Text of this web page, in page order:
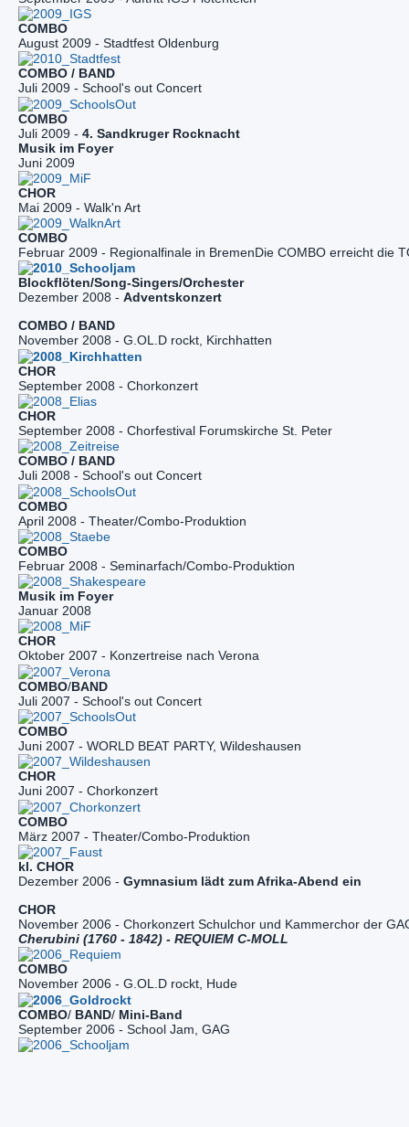
August 2009 - Stadtfest Oldenburg
Juli 2009 - School's out Concert
Juli 2009 - 4. Sandkruger Rocknacht
Juni 2009
Mai 2009 - Walk'n Art
Februar 2009 - Regionalfinale in BremenDie COMBO erreicht die
Dezember 2008 - Adventskonzert
COMBO / BAND
November 2008 - G.OL.D rockt, Kirchhatten
CHOR
September 2008 - Chorkonzert
CHOR
September 2008 - Chorfestival Forumskirche St. Peter
Juli 2008 - School's out Concert
April 2008 - Theater/Combo-Produktion
COMBO
Februar 2008 - Seminarfach/Combo-Produktion
Januar 2008
Oktober 2007 - Konzertreise nach Verona
COMBO/
Juli 2007 - School's out Concert
Juni 2007 - WORLD BEAT PARTY, Wildeshausen
Juni 2007 - Chorkonzert
März 2007 - Theater/Combo-Produktion
kl. CHOR
Dezember 2006 - Gymnasium lädt zum Afrika-Abend ein
CHOR
November 2006 - Chorkonzert Schulchor und Kammerchor der
Cherubini (1760 - 1842) - REQUIEM C-MOLL
COMBO
November 2006 - G.OL.D rockt, Hude
COMBO/ BAND/
September 2006 - School Jam, GAG